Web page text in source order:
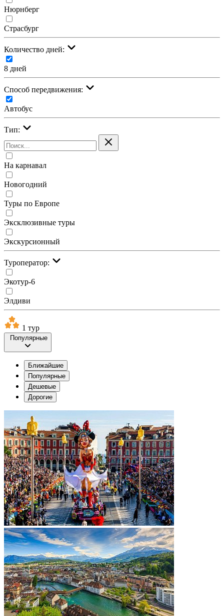
Нюрнберг
Страсбург
Количество дней:
8 дней
Cпособ передвижения:
Автобус
Тип:
На карнавал
Новогодний
Туры по Европе
Эксклюзивные туры
Экскурсионный
Туроператор:
Экотур-6
Элдиви
1 тур
Популярные
Ближайшие
Популярные
Дешевые
Дорогие